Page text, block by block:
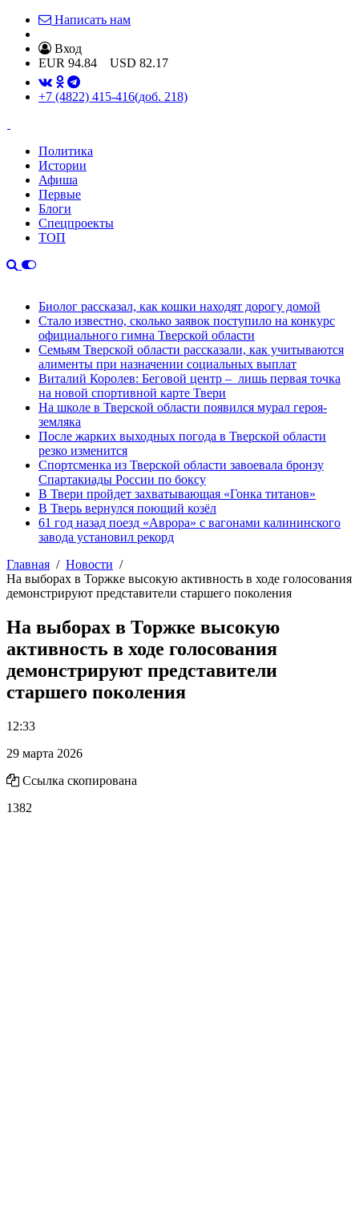
Написать нам
Вход
EUR 94.84 USD 82.17
+7 (4822) 415-416(доб. 218)
Политика
Истории
Афиша
Первые
Блоги
Спецпроекты
ТОП
Биолог рассказал, как кошки находят дорогу домой
Стало известно, сколько заявок поступило на конкурс
официального гимна Тверской области
Семьям Тверской области рассказали, как учитываются
алименты при назначении социальных выплат
Виталий Королев: Беговой центр – лишь первая точка
на новой спортивной карте Твери
На школе в Тверской области появился мурал героя-
земляка
После жарких выходных погода в Тверской области
резко изменится
Спортсменка из Тверской области завоевала бронзу
Спартакиады России по боксу
В Твери пройдет захватывающая «Гонка титанов»
В Тверь вернулся поющий козёл
61 год назад поезд «Аврора» с вагонами калининского
завода установил рекорд
Главная
Новости
На выборах в Торжке высокую активность в ходе голосования
демонстрируют представители старшего поколения
На выборах в Торжке высокую
активность в ходе голосования
демонстрируют представители
старшего поколения
12:33
29 марта 2026
Ссылка скопирована
1382